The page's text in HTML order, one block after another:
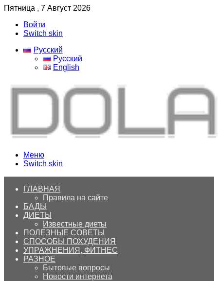
Пятница , 7 Август 2026
Войти
Switch skin
Русский
Русский
English
Меню
Switch skin
ГЛАВНАЯ
Правила на сайте
БАДЫ
ДИЕТЫ
Известные диеты
ПОЛЕЗНЫЕ СОВЕТЫ
СПОСОБЫ ПОХУДЕНИЯ
УПРАЖНЕНИЯ, ФИТНЕС
РАЗНОЕ
Бытовые вопросы
Новости интернета